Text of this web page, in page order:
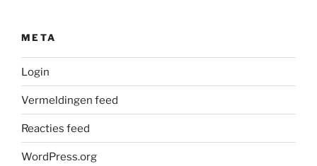
META
Login
Vermeldingen feed
Reacties feed
WordPress.org